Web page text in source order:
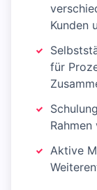
Kunden
für
Aktive